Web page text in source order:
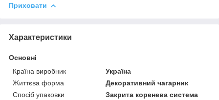
Приховати
Характеристики
Основні
Країна виробник
Україна
Життєва форма
Декоративний чагарник
Спосіб упаковки
Закрита коренева система